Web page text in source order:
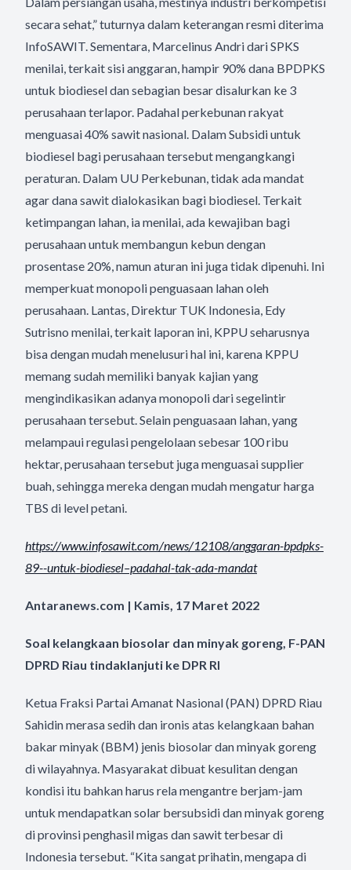
secara sehat,” tuturnya dalam keterangan resmi diterima
InfoSAWIT. Sementara, Marcelinus Andri dari SPKS
menilai, terkait sisi anggaran, hampir 90% dana BPDPKS
untuk biodiesel dan sebagian besar disalurkan ke 3
perusahaan terlapor. Padahal perkebunan rakyat
menguasai 40% sawit nasional. Dalam Subsidi untuk
biodiesel bagi perusahaan tersebut mengangkangi
peraturan. Dalam UU Perkebunan, tidak ada mandat
agar dana sawit dialokasikan bagi biodiesel. Terkait
ketimpangan lahan, ia menilai, ada kewajiban bagi
perusahaan untuk membangun kebun dengan
prosentase 20%, namun aturan ini juga tidak dipenuhi. Ini
memperkuat monopoli penguasaan lahan oleh
perusahaan. Lantas, Direktur TUK Indonesia, Edy
Sutrisno menilai, terkait laporan ini, KPPU seharusnya
bisa dengan mudah menelusuri hal ini, karena KPPU
memang sudah memiliki banyak kajian yang
mengindikasikan adanya monopoli dari segelintir
perusahaan tersebut. Selain penguasaan lahan, yang
melampaui regulasi pengelolaan sebesar 100 ribu
hektar, perusahaan tersebut juga menguasai supplier
buah, sehingga mereka dengan mudah mengatur harga
TBS di level petani.
https://www.infosawit.com/news/12108/anggaran-bpdpks-
89--untuk-biodiesel–padahal-tak-ada-mandat
Antaranews.com | Kamis, 17 Maret 2022
Soal kelangkaan biosolar dan minyak goreng, F-PAN
DPRD Riau tindaklanjuti ke DPR RI
Ketua Fraksi Partai Amanat Nasional (PAN) DPRD Riau
Sahidin merasa sedih dan ironis atas kelangkaan bahan
bakar minyak (BBM) jenis biosolar dan minyak goreng
di wilayahnya. Masyarakat dibuat kesulitan dengan
kondisi itu bahkan harus rela mengantre berjam-jam
untuk mendapatkan solar bersubsidi dan minyak goreng
di provinsi penghasil migas dan sawit terbesar di
Indonesia tersebut. “Kita sangat prihatin, mengapa di